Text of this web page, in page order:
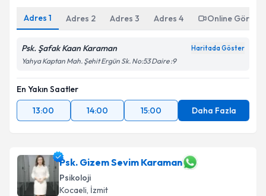
Adres 1 Adres 2 Adres 3 Adres 4 Online
Psk. Şafak Kaan Karaman Haritada Göster
Yahya Kaptan Mah. Şehit Ergün Sk. No:53 Daire :9
En Yakın Saatler
13:00
14:00 15:00 Daha Fazla
Psk. Gizem Sevim Karaman
Psikoloji
Kocaeli, İzmit